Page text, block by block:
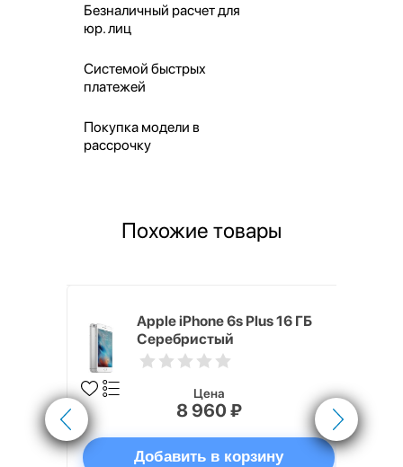
Безналичный расчет для
юр. лиц
Системой быстрых
платежей
Покупка модели в
рассрочку
Похожие товары
Apple iPhone 6s Plus 16 ГБ
Серебристый
Цена
8 960 ₽
Добавить в корзину